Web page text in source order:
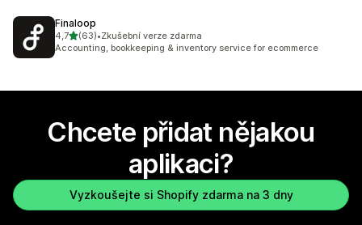
Finaloop
4,7z 5 hvězd
(63)
Celkový počet recenzí: 63
•Zkušební verze zdarma
Accounting, bookkeeping & inventory service for ecommerce
Chcete přidat nějakou
aplikaci?
Vyzkoušejte si Shopify zdarma na 3 dny